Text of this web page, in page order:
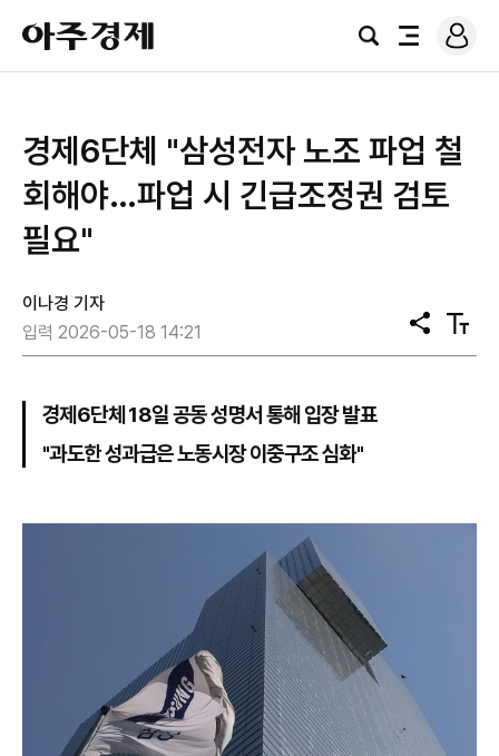
아
주
경
검
전
로
그
경제6단체 "삼성전자 노조 파업 철
회해야…파업 시 긴급조정권 검토
필요"
이나경 기자
입력 2026-05-18 14:21
공
유
텍
스
경제6단체 18일 공동 성명서 통해 입장 발표
"과도한 성과급은 노동시장 이중구조 심화"